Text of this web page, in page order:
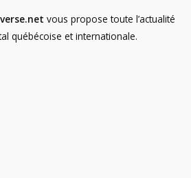
vous propose toute l’actualité
québécoise et internationale.